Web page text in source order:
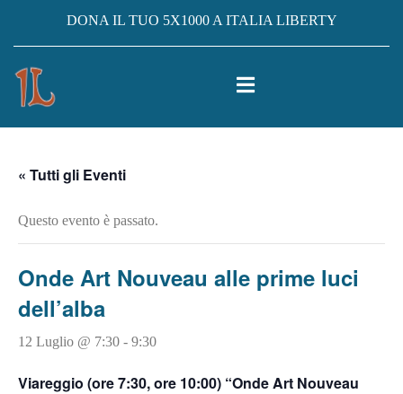
DONA IL TUO 5X1000 A ITALIA LIBERTY
« Tutti gli Eventi
Questo evento è passato.
Onde Art Nouveau alle prime luci
dell’alba
12 Luglio @ 7:30 - 9:30
Viareggio (ore 7:30, ore 10:00) “Onde Art Nouveau